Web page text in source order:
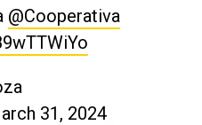
@Cooperativa
31, 2024